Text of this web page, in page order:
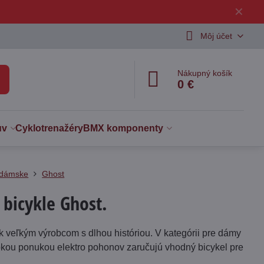
✕
Môj účet
Nákupný košík
0 €
CyklotrenažéryBMX komponenty
Ghost
Ghost.
výrobcom s dlhou históriou. V kategórii pre dámy
ponukou elektro pohonov zaručujú vhodný bicykel pre